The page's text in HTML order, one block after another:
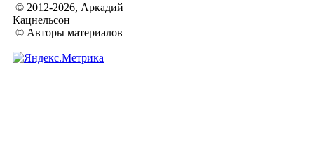
© 2012-2026, Аркадий
Кацнельсон
© Авторы материалов